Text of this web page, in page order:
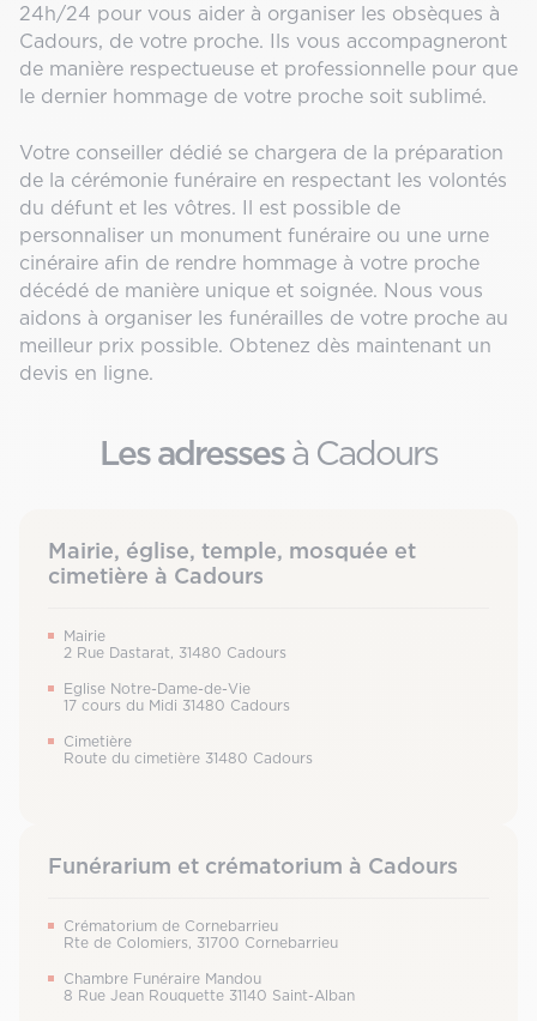
24h/24 pour vous aider à organiser les obsèques à
Cadours, de votre proche. Ils vous accompagneront
de manière respectueuse et professionnelle pour que
le dernier hommage de votre proche soit sublimé.
Votre conseiller dédié se chargera de la préparation
de la cérémonie funéraire en respectant les volontés
du défunt et les vôtres. Il est possible de
personnaliser un monument funéraire ou une urne
cinéraire afin de rendre hommage à votre proche
décédé de manière unique et soignée. Nous vous
aidons à organiser les funérailles de votre proche au
meilleur prix possible. Obtenez dès maintenant un
devis en ligne.
Les adressesà Cadours
Mairie, église, temple, mosquée et
cimetière à Cadours
Mairie
2 Rue Dastarat, 31480 Cadours
Eglise Notre-Dame-de-Vie
17 cours du Midi 31480 Cadours
Cimetière
Route du cimetière 31480 Cadours
Funérarium et crématorium à Cadours
Crématorium de Cornebarrieu
Rte de Colomiers, 31700 Cornebarrieu
Chambre Funéraire Mandou
8 Rue Jean Rouquette 31140 Saint-Alban